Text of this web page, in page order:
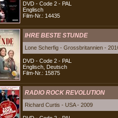
DVD - Code 2 - PAL
Englisch
Film-Nr.: 14435
IHRE BESTE STUNDE
Lone Scherfig - Grossbritannien -
DVD - Code 2 - PAL
Englisch, Deutsch
Film-Nr.: 15875
RADIO ROCK REVOLUTION
Richard Curtis - USA - 2009